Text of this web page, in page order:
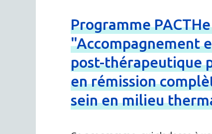
Programme
"Accompagnement
post-thérapeutique
enrémission
seinenmilieu